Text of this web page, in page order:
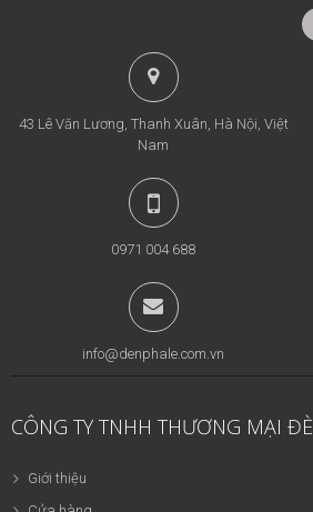
43 Lê Văn Lương, Thanh Xuân, Hà Nội, Việt
Nam
0971 004 688
info@denphale.com.vn
CÔNG TY TNHH THƯƠNG MẠI
Giới thiệu